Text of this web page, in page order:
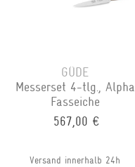
GÜDE
Messerset 4-tlg., Alpha
Fasseiche
567,00 €
Versand innerhalb 24h